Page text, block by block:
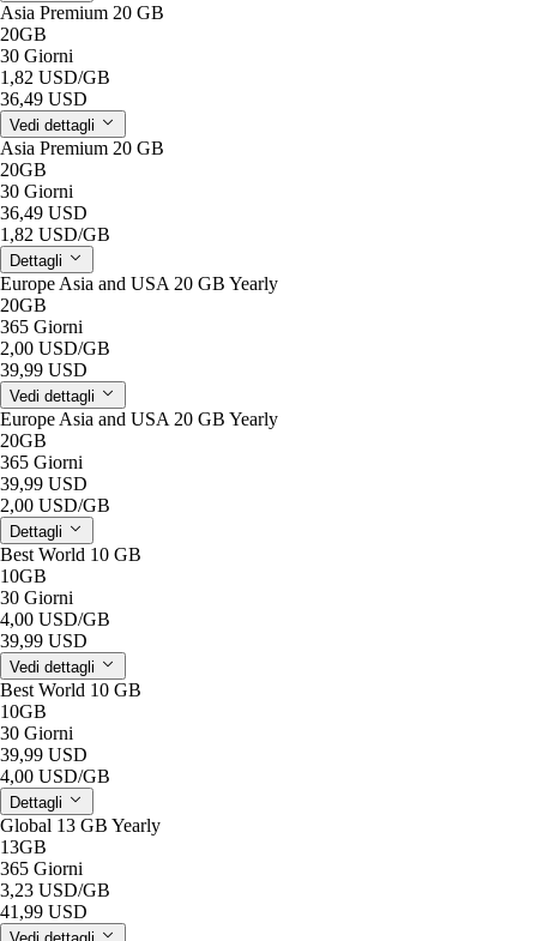
Asia Premium 20 GB
20GB
30 Giorni
1,82 USD/GB
36,49 USD
Vedi dettagli
Asia Premium 20 GB
20GB
30 Giorni
36,49 USD
1,82 USD/GB
Dettagli
Europe Asia and USA 20 GB Yearly
20GB
365 Giorni
2,00 USD/GB
39,99 USD
Vedi dettagli
Europe Asia and USA 20 GB Yearly
20GB
365 Giorni
39,99 USD
2,00 USD/GB
Dettagli
Best World 10 GB
10GB
30 Giorni
4,00 USD/GB
39,99 USD
Vedi dettagli
Best World 10 GB
10GB
30 Giorni
39,99 USD
4,00 USD/GB
Dettagli
Global 13 GB Yearly
13GB
365 Giorni
3,23 USD/GB
41,99 USD